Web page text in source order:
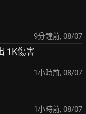
9分鐘前, 08/07
1K傷害
1小時前, 08/07
1小時前, 08/07